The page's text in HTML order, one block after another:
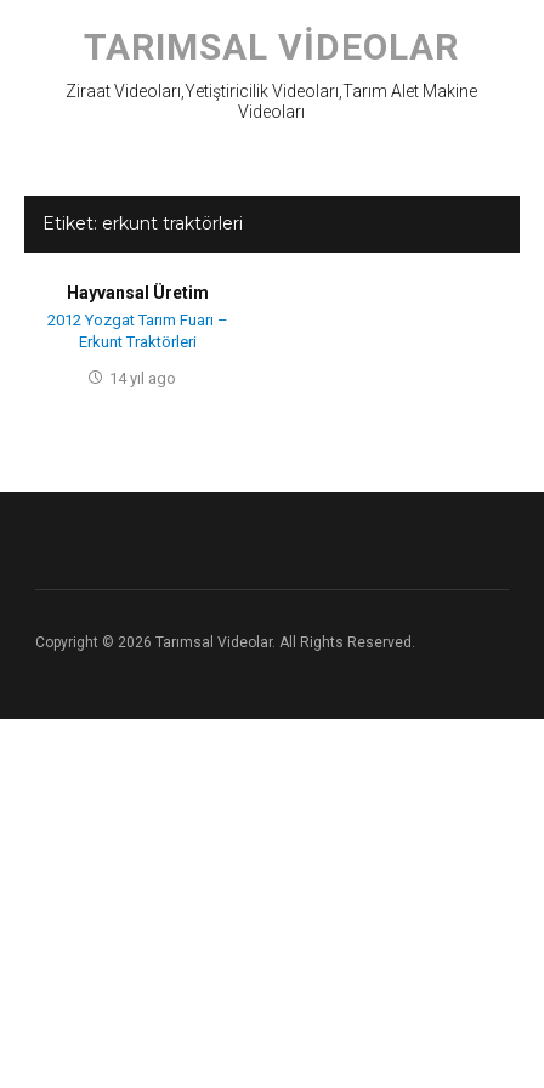
content
TARIMSAL VIDEOLAR
Ziraat Videoları,Yetiştiricilik Videoları,Tarım Alet Makine
Videoları
Etiket: erkunt traktörleri
Hayvansal Üretim
2012 Yozgat Tarım Fuarı –
Erkunt Traktörleri
14 yıl ago
Copyright © 2026 Tarımsal Videolar. All Rights Reserved.